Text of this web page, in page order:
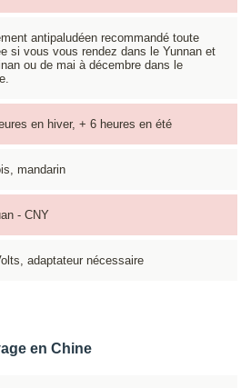
antipaludéen recommandé toute
si vous vous rendez dans le Yunnan et
ou de mai à décembre dans le
en hiver, + 6 heures en été
mandarin
- CNY
adaptateur nécessaire
en Chine